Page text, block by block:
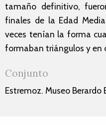
tamaño definitivo,
finales de la Edad
veces tenían la forma
formaban triángulos y en
Conjunto
Estremoz. Museo Berardo